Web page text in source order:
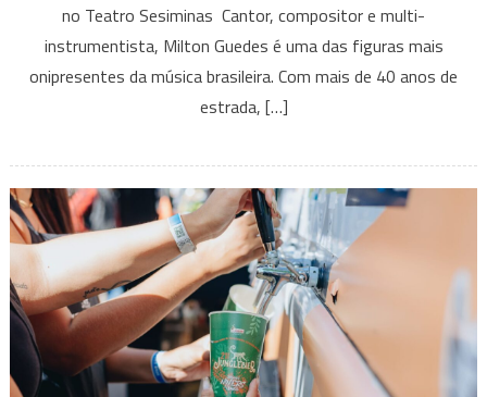
dos
músicos”,
apresenta
no Teatro Sesiminas Cantor, compositor e multi-
instrumentista, Milton Guedes é uma das figuras mais
onipresentes da música brasileira. Com mais de 40 anos de
estrada, […]